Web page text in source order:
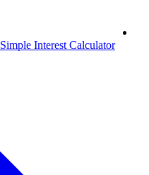
Simple Interest Calculator